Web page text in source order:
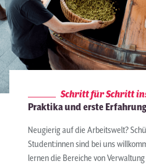
Schritt für Schritt
Praktika und erste
Neugierig auf die Arbeitswelt?
Student:innen sind bei uns
lernen die Bereiche von